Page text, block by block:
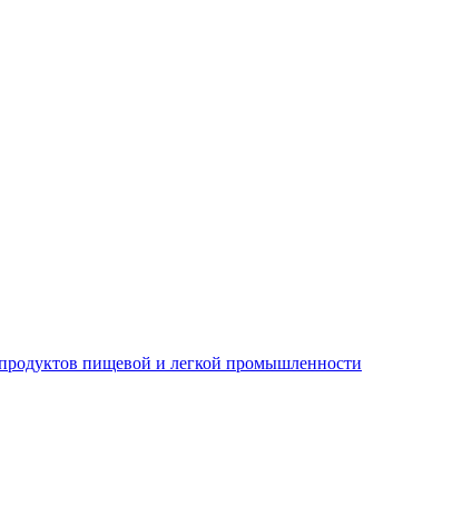
пищевой и легкой промышленности